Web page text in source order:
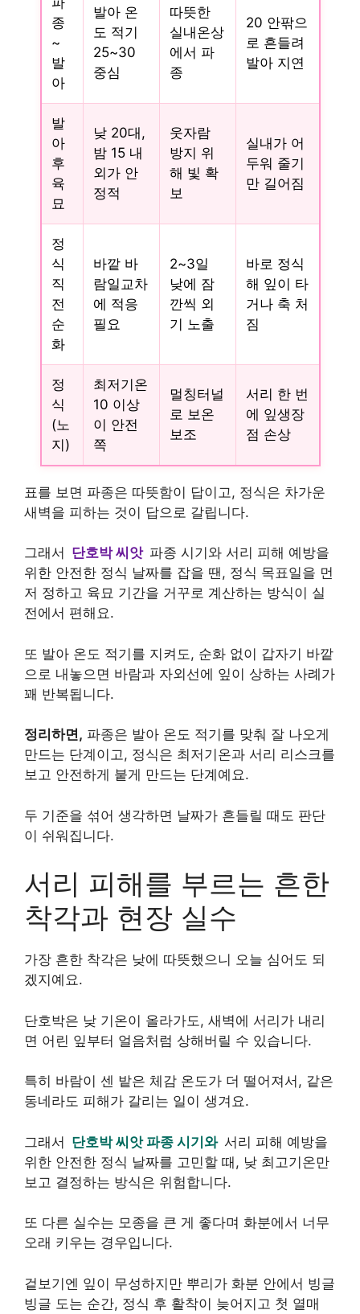
종
~
발
아
발아 온
도 적기
25~30
중심
따뜻한
실내온상
에서 파
종
20 안팎으
로 흔들려
발아 지연
발
아
후
육
묘
낮 20대,
밤 15 내
외가 안
정적
웃자람
방지 위
해 빛 확
보
실내가 어
두워 줄기
만 길어짐
정
식
직
전
순
화
바깥 바
람일교차
에 적응
필요
2~3일
낮에 잠
깐씩 외
기 노출
바로 정식
해 잎이 타
거나 축 처
짐
정
식
(노
지)
최저기온
10 이상
이 안전
쪽
멀칭터널
로 보온
보조
서리 한 번
에 잎생장
점 손상
표를 보면 파종은 따뜻함이 답이고, 정식은 차가운
새벽을 피하는 것이 답으로 갈립니다.
그래서 단호박 씨앗 파종 시기와 서리 피해 예방을
위한 안전한 정식 날짜를 잡을 땐, 정식 목표일을 먼
저 정하고 육묘 기간을 거꾸로 계산하는 방식이 실
전에서 편해요.
또 발아 온도 적기를 지켜도, 순화 없이 갑자기 바깥
으로 내놓으면 바람과 자외선에 잎이 상하는 사례가
꽤 반복됩니다.
정리하면, 파종은 발아 온도 적기를 맞춰 잘 나오게
만드는 단계이고, 정식은 최저기온과 서리 리스크를
보고 안전하게 붙게 만드는 단계예요.
두 기준을 섞어 생각하면 날짜가 흔들릴 때도 판단
이 쉬워집니다.
서리 피해를 부르는 흔한
착각과 현장 실수
가장 흔한 착각은 낮에 따뜻했으니 오늘 심어도 되
겠지예요.
단호박은 낮 기온이 올라가도, 새벽에 서리가 내리
면 어린 잎부터 얼음처럼 상해버릴 수 있습니다.
특히 바람이 센 밭은 체감 온도가 더 떨어져서, 같은
동네라도 피해가 갈리는 일이 생겨요.
그래서 단호박 씨앗 파종 시기와 서리 피해 예방을
위한 안전한 정식 날짜를 고민할 때, 낮 최고기온만
보고 결정하는 방식은 위험합니다.
또 다른 실수는 모종을 큰 게 좋다며 화분에서 너무
오래 키우는 경우입니다.
겉보기엔 잎이 무성하지만 뿌리가 화분 안에서 빙글
빙글 도는 순간, 정식 후 활착이 늦어지고 첫 열매